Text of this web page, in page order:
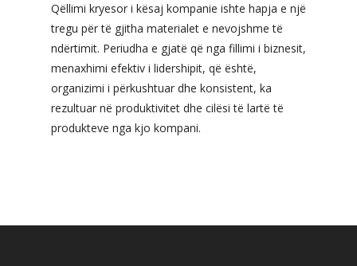
Qëllimi kryesor i kësaj kompanie ishte hapja e një
tregu për të gjitha materialet e nevojshme të
ndërtimit. Periudha e gjatë që nga fillimi i biznesit,
menaxhimi efektiv i lidershipit, që është,
organizimi i përkushtuar dhe konsistent, ka
rezultuar në produktivitet dhe cilësi të lartë të
produkteve nga kjo kompani.